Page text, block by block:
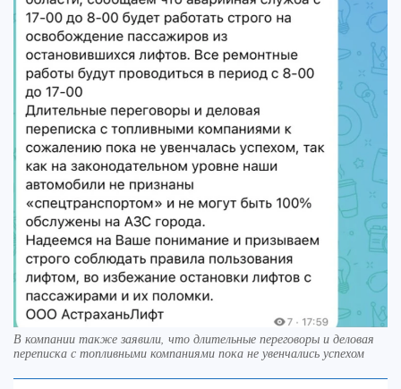
В компании также заявили, что длительные переговоры и деловая
переписка с топливными компаниями пока не увенчались успехом